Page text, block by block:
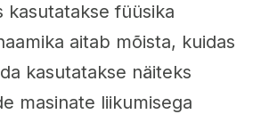
kasutatakse füüsika
aitab mõista, kuidas
kasutatakse näiteks
masinate liikumisega